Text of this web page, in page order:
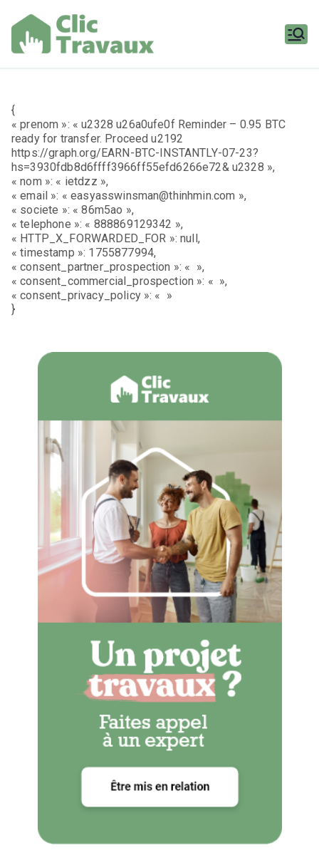
contenu
{
« prenom »: « u2328 u26a0ufe0f Reminder – 0.95 BTC
ready for transfer. Proceed u2192
https://graph.org/EARN-BTC-INSTANTLY-07-23?
hs=3930fdb8d6ffff3966ff55efd6266e72& u2328 »,
« nom »: « ietdzz »,
« email »: « easyasswinsman@thinhmin.com »,
« societe »: « 86m5ao »,
« telephone »: « 888869129342 »,
« HTTP_X_FORWARDED_FOR »: null,
« timestamp »: 1755877994,
« consent_partner_prospection »: « »,
« consent_commercial_prospection »: « »,
« consent_privacy_policy »: « »
}